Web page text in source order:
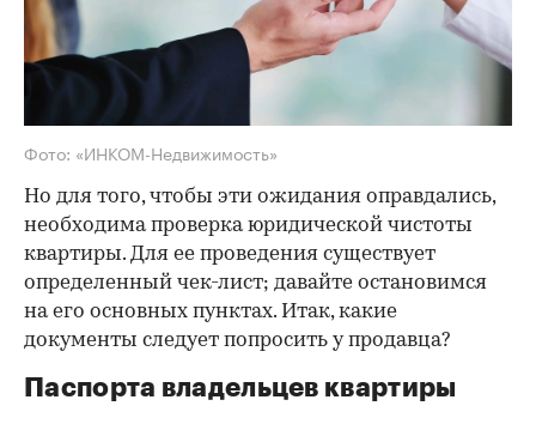
Фото: «ИНКОМ-Недвижимость»
Но для того, чтобы эти ожидания оправдались,
необходима проверка юридической чистоты
квартиры. Для ее проведения существует
определенный чек-лист; давайте остановимся
на его основных пунктах. Итак, какие
документы следует попросить у продавца?
Паспорта владельцев квартиры